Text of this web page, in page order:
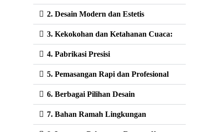
2. Desain Modern dan Estetis
3. Kekokohan dan Ketahanan Cuaca:
4. Pabrikasi Presisi
5. Pemasangan Rapi dan Profesional
6. Berbagai Pilihan Desain
7. Bahan Ramah Lingkungan